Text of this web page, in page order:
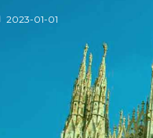
2023-01-01